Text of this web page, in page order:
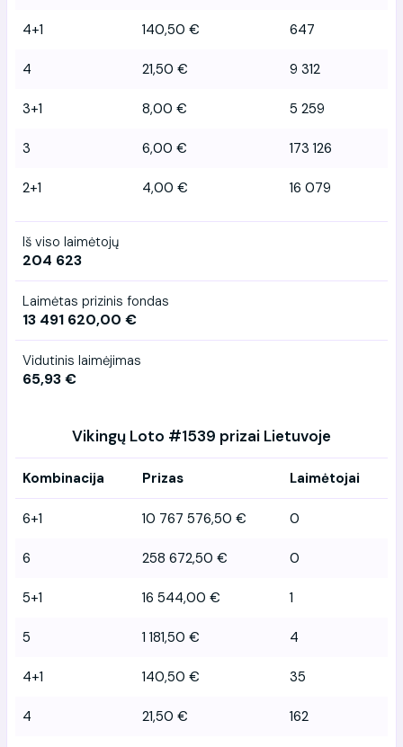
4+1 140,50 € 647
4 21,50 € 9 312
3+1 8,00 € 5 259
3 6,00 € 173 126
2+1 4,00 € 16 079
Iš viso laimėtojų
204 623
Laimėtas prizinis fondas
13 491 620,00 €
Vidutinis laimėjimas
65,93 €
Vikingų Loto #1539 prizai Lietuvoje
Kombinacija Prizas Laimėtojai
6+1 10 767 576,50 € 0
6 258 672,50 € 0
5+1 16 544,00 € 1
5 1 181,50 € 4
4+1 140,50 € 35
4 21,50 € 162